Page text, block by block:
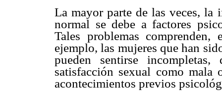
La mayor parte de las veces, la
normal se debe a factores
Tales problemas
ejemplo, las mujeres que han
pueden sentirse
satisfacción sexual como mala
acontecimientos previos